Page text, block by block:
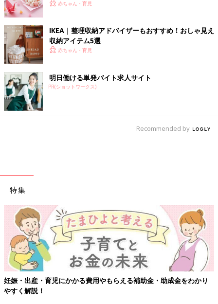
赤ちゃん・育児
IKEA｜整理収納アドバイザーもおすすめ！おしゃ見え
収納アイテム5選
赤ちゃん・育児
明日働ける単発バイト求人サイト
PR(ショットワークス)
Recommended by
特集
妊娠・出産・育児にかかる費用やもらえる補助金・助成金をわかり
やすく解説！